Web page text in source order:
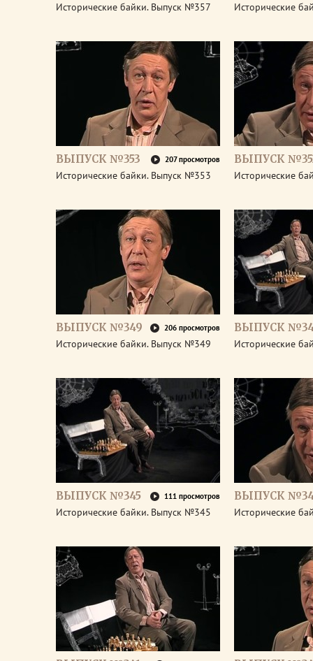
Исторические байки. Выпуск №357 Исторические
ВЫПУСК №353 207 просмотров
Исторические байки. Выпуск №353
ВЫПУСК
Исторические
ВЫПУСК №349 206 просмотров
Исторические байки. Выпуск №349
ВЫПУСК
Исторические
ВЫПУСК №345 111 просмотров
Исторические байки. Выпуск №345
ВЫПУСК
Исторические